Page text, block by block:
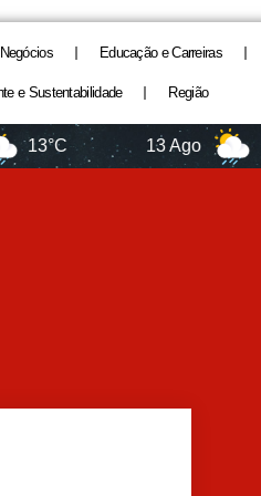
Educação e Carreiras
e Sustentabilidade Região
13 Ago 16°C